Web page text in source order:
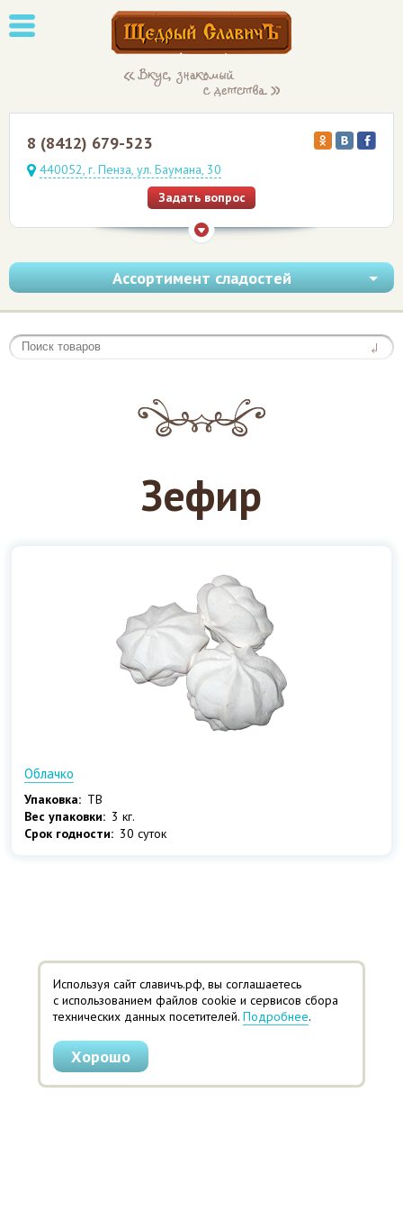
8 (8412) 679-523
440052, г. Пенза, ул. Баумана, 30
Задать вопрос
Ассортимент сладостей
Зефир
Облачко
Упаковка: ТВ
Вес упаковки: 3 кг.
Срок годности: 30 суток
Используя сайт славичъ.рф, вы соглашаетесь
с использованием файлов cookie и сервисов сбора
технических данных посетителей. Подробнее.
Хорошо